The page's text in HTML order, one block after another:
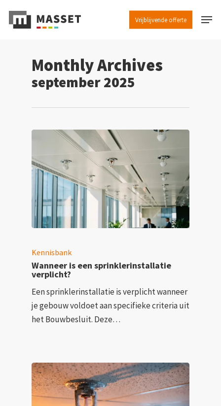
Vrijblijvende offerte Menu
Monthly Archives
september 2025
Kennisbank
Wanneer is een sprinklerinstallatie
verplicht?
Een sprinklerinstallatie is verplicht wanneer
je gebouw voldoet aan specifieke criteria uit
het Bouwbesluit. Deze…